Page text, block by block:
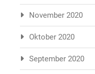
November 2020
Oktober 2020
September 2020